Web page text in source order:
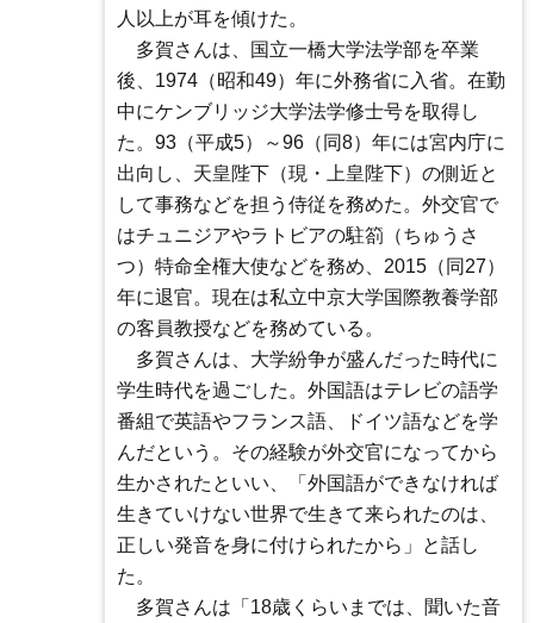
人以上が耳を傾けた。
多賀さんは、国立一橋大学法学部を卒業
後、1974（昭和49）年に外務省に入省。在勤
中にケンブリッジ大学法学修士号を取得し
た。93（平成5）～96（同8）年には宮内庁に
出向し、天皇陛下（現・上皇陛下）の側近と
して事務などを担う侍従を務めた。外交官で
はチュニジアやラトビアの駐箚（ちゅうさ
つ）特命全権大使などを務め、2015（同27）
年に退官。現在は私立中京大学国際教養学部
の客員教授などを務めている。
多賀さんは、大学紛争が盛んだった時代に
学生時代を過ごした。外国語はテレビの語学
番組で英語やフランス語、ドイツ語などを学
んだという。その経験が外交官になってから
生かされたといい、「外国語ができなければ
生きていけない世界で生きて来られたのは、
正しい発音を身に付けられたから」と話し
た。
多賀さんは「18歳くらいまでは、聞いた音